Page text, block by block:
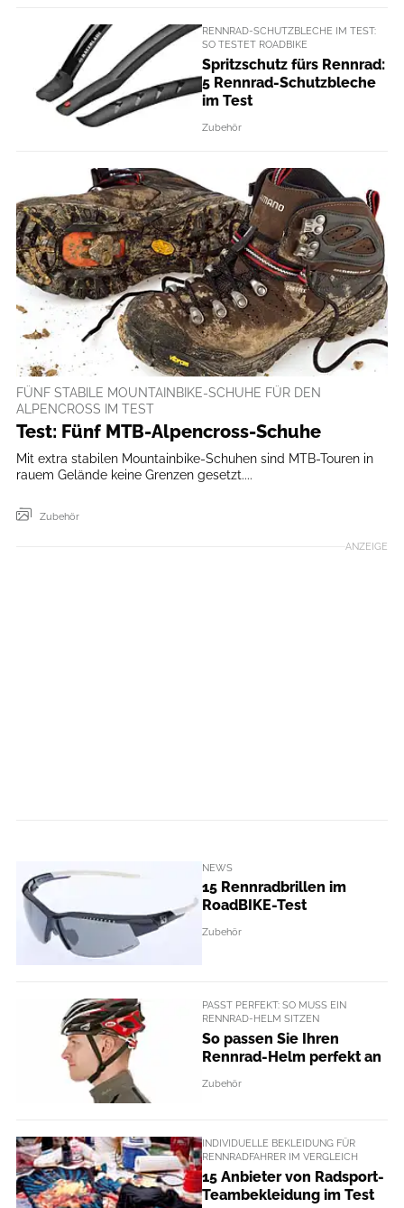
RENNRAD-SCHUTZBLECHE IM TEST:
SO TESTET ROADBIKE
Spritzschutz fürs Rennrad:
5 Rennrad-Schutzbleche
im Test
Zubehör
FÜNF STABILE MOUNTAINBIKE-SCHUHE FÜR DEN
ALPENCROSS IM TEST
Test: Fünf MTB-Alpencross-Schuhe
Mit extra stabilen Mountainbike-Schuhen sind MTB-Touren in
rauem Gelände keine Grenzen gesetzt....
Zubehör
ANZEIGE
NEWS
15 Rennradbrillen im
RoadBIKE-Test
Zubehör
PASST PERFEKT: SO MUSS EIN
RENNRAD-HELM SITZEN
So passen Sie Ihren
Rennrad-Helm perfekt an
Zubehör
INDIVIDUELLE BEKLEIDUNG FÜR
RENNRADFAHRER IM VERGLEICH
15 Anbieter von Radsport-
Teambekleidung im Test